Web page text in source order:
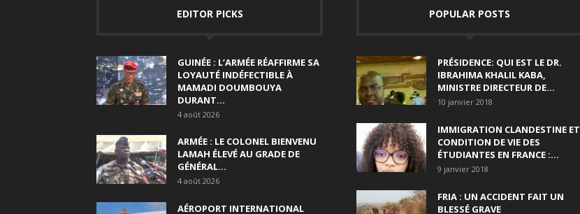
EDITOR PICKS
GUINÉE : L’ARMÉE RÉAFFIRME SA
LOYAUTÉ INDÉFECTIBLE À
MAMADI DOUMBOUYA
DURANT...
4 août 2026
ARMÉE : LE COLONEL BIENVENU
LAMAH ÉLEVÉ AU GRADE DE
GÉNÉRAL...
4 août 2026
AÉROPORT INTERNATIONAL
POPULAR POSTS
PRÉSIDENCE: QUI EST LE DR.
IBRAHIMA KHALIL KABA,
MINISTRE DIRECTEUR DE...
10 janvier 2018
IMMIGRATION CLANDESTINE ET
CONDITION DE VIE DES
ÉTUDIANTES EN FRANCE :...
9 janvier 2018
FRIA : UN ACCIDENT FAIT UN
BLESSÉ GRAVE